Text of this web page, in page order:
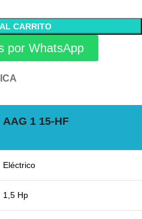
CARRITO
por WhatsApp
AAG 1 15-HF
Eléctrico
1,5 Hp